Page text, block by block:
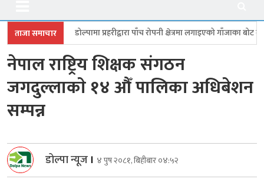
ताजा समाचार
प्रहरीद्वारा पाँच रोपनी क्षेत्रमा लगाइएको गाँजाका बोट नष्ट जगदुल्लामा
नेपाल राष्ट्रिय शिक्षक संगठन
जगदुल्लाकाे १४ औँ पालिका अधिबेशन
सम्पन्न
डोल्पा न्यूज । ४ पुष २०८१, बिहीबार ०४:५२